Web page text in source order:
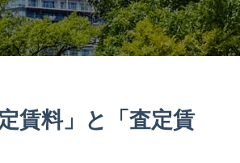
賃料」と「査定賃